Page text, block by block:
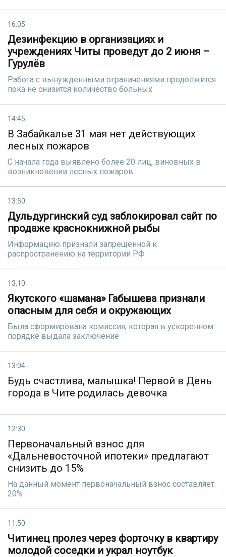
16:05
Дезинфекцию в организациях и
учреждениях Читы проведут до 2 июня –
Гурулёв
Работа с вынужденными ограничениями продолжится
пока не снизится количество больных
14:45
В Забайкалье 31 мая нет действующих
лесных пожаров
С начала года выявлено более 20 лиц, виновных в
возникновении лесных пожаров
13:50
Дульдургинский суд заблокировал сайт по
продаже краснокнижной рыбы
Информацию признали запрещённой к
распространению на территории РФ
13:10
Якутского «шамана» Габышева признали
опасным для себя и окружающих
Была сформирована комиссия, которая в ускоренном
порядке выдала заключение
13:04
Будь счастлива, малышка! Первой в День
города в Чите родилась девочка
12:30
Первоначальный взнос для
«Дальневосточной ипотеки» предлагают
снизить до 15%
На данный момент первоначальный взнос составляет
20%
11:50
Читинец пролез через форточку в квартиру
молодой соседки и украл ноутбук